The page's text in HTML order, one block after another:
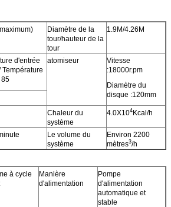
Diamètre de la
tour/hauteur de la
tour
1.9M/4.26M
d'entrée
Température
85
atomiseur
Vitesse
:18000r.pm
Diamètre du
disque :120mm
Chaleur du
système
4.0X104Kcal/h
Le volume du
système
Environ 2200
mètres3/h
à cycle
Manière
d'alimentation
Pompe
d'alimentation
automatique et
stable